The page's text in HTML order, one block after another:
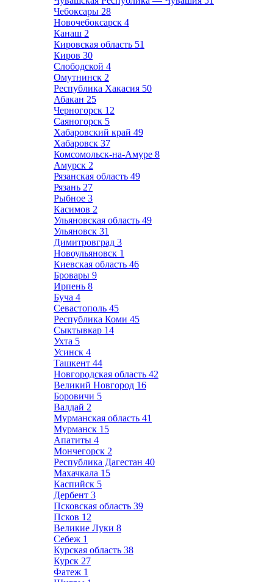
Чебоксары 28
Новочебоксарск 4
Канаш 2
Кировская область 51
Киров 30
Слободской 4
Омутнинск 2
Республика Хакасия 50
Абакан 25
Черногорск 12
Саяногорск 5
Хабаровский край 49
Хабаровск 37
Комсомольск-на-Амуре 8
Амурск 2
Рязанская область 49
Рязань 27
Рыбное 3
Касимов 2
Ульяновская область 49
Ульяновск 31
Димитровград 3
Новоульяновск 1
Киевская область 46
Бровары 9
Ирпень 8
Буча 4
Севастополь 45
Республика Коми 45
Сыктывкар 14
Ухта 5
Усинск 4
Ташкент 44
Новгородская область 42
Великий Новгород 16
Боровичи 5
Валдай 2
Мурманская область 41
Мурманск 15
Апатиты 4
Мончегорск 2
Республика Дагестан 40
Махачкала 15
Каспийск 5
Дербент 3
Псковская область 39
Псков 12
Великие Луки 8
Себеж 1
Курская область 38
Курск 27
Фатеж 1